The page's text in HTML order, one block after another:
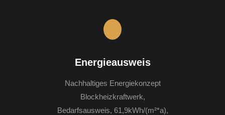
Energieausweis
Nachhaltiges Energiekonzept
Blockheizkraftwerk,
Bedarfsausweis, 61,9kWh/(m²*a),